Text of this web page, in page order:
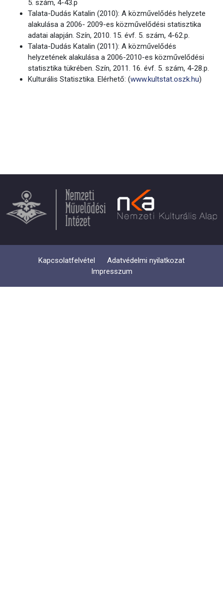
5. szám, 4-43.p
Talata-Dudás Katalin (2010): A közművelődés helyzete
alakulása a 2006- 2009-es közművelődési statisztika
adatai alapján. Szín, 2010. 15. évf. 5. szám, 4-62.p.
Talata-Dudás Katalin (2011): A közművelődés
helyzetének alakulása a 2006-2010-es közművelődési
statisztika tükrében. Szín, 2011. 16. évf. 5. szám, 4-28.p.
Kulturális Statisztika. Elérhető: (www.kultstat.oszk.hu)
Kapcsolatfelvétel
Adatvédelmi nyilatkozat
Impresszum